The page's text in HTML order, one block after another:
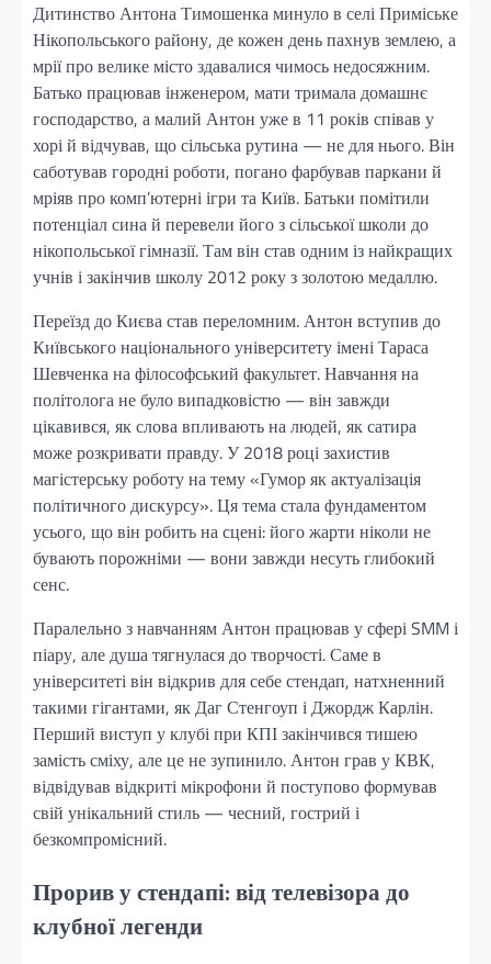
Дитинство Антона Тимошенка минуло в селі Приміське
Нікопольського району, де кожен день пахнув землею, а
мрії про велике місто здавалися чимось недосяжним.
Батько працював інженером, мати тримала домашнє
господарство, а малий Антон уже в 11 років співав у
хорі й відчував, що сільська рутина — не для нього. Він
саботував городні роботи, погано фарбував паркани й
мріяв про комп’ютерні ігри та Київ. Батьки помітили
потенціал сина й перевели його з сільської школи до
нікопольської гімназії. Там він став одним із найкращих
учнів і закінчив школу 2012 року з золотою медаллю.
Переїзд до Києва став переломним. Антон вступив до
Київського національного університету імені Тараса
Шевченка на філософський факультет. Навчання на
політолога не було випадковістю — він завжди
цікавився, як слова впливають на людей, як сатира
може розкривати правду. У 2018 році захистив
магістерську роботу на тему «Гумор як актуалізація
політичного дискурсу». Ця тема стала фундаментом
усього, що він робить на сцені: його жарти ніколи не
бувають порожніми — вони завжди несуть глибокий
сенс.
Паралельно з навчанням Антон працював у сфері SMM і
піару, але душа тягнулася до творчості. Саме в
університеті він відкрив для себе стендап, натхненний
такими гігантами, як Даг Стенгоуп і Джордж Карлін.
Перший виступ у клубі при КПІ закінчився тишею
замість сміху, але це не зупинило. Антон грав у КВК,
відвідував відкриті мікрофони й поступово формував
свій унікальний стиль — чесний, гострий і
безкомпромісний.
Прорив у стендапі: від телевізора до
клубної легенди